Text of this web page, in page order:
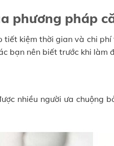
phương pháp
tiết kiệm thời gian và chi
bạn nên biết trước khi làm
nhiều người ưa chuộng